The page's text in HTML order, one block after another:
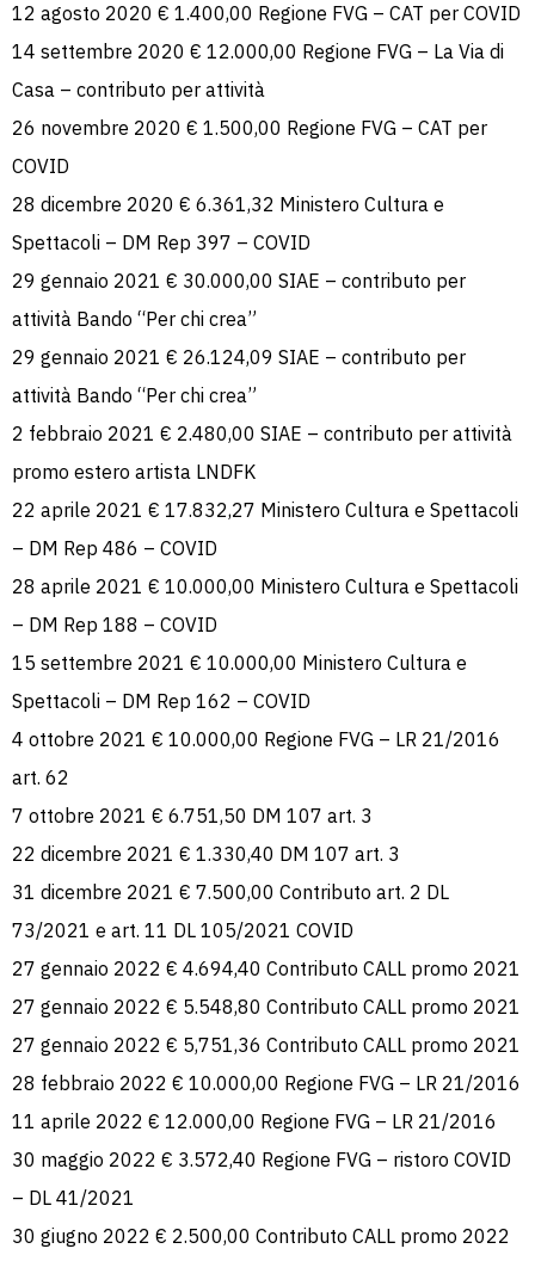
12 agosto 2020 € 1.400,00 Regione FVG – CAT per COVID
14 settembre 2020 € 12.000,00 Regione FVG – La Via di
Casa – contributo per attività
26 novembre 2020 € 1.500,00 Regione FVG – CAT per
COVID
28 dicembre 2020 € 6.361,32 Ministero Cultura e
Spettacoli – DM Rep 397 – COVID
29 gennaio 2021 € 30.000,00 SIAE – contributo per
attività Bando “Per chi crea”
29 gennaio 2021 € 26.124,09 SIAE – contributo per
attività Bando “Per chi crea”
2 febbraio 2021 € 2.480,00 SIAE – contributo per attività
promo estero artista LNDFK
22 aprile 2021 € 17.832,27 Ministero Cultura e Spettacoli
– DM Rep 486 – COVID
28 aprile 2021 € 10.000,00 Ministero Cultura e Spettacoli
– DM Rep 188 – COVID
15 settembre 2021 € 10.000,00 Ministero Cultura e
Spettacoli – DM Rep 162 – COVID
4 ottobre 2021 € 10.000,00 Regione FVG – LR 21/2016
art. 62
7 ottobre 2021 € 6.751,50 DM 107 art. 3
22 dicembre 2021 € 1.330,40 DM 107 art. 3
31 dicembre 2021 € 7.500,00 Contributo art. 2 DL
73/2021 e art. 11 DL 105/2021 COVID
27 gennaio 2022 € 4.694,40 Contributo CALL promo 2021
27 gennaio 2022 € 5.548,80 Contributo CALL promo 2021
27 gennaio 2022 € 5,751,36 Contributo CALL promo 2021
28 febbraio 2022 € 10.000,00 Regione FVG – LR 21/2016
11 aprile 2022 € 12.000,00 Regione FVG – LR 21/2016
30 maggio 2022 € 3.572,40 Regione FVG – ristoro COVID
– DL 41/2021
30 giugno 2022 € 2.500,00 Contributo CALL promo 2022